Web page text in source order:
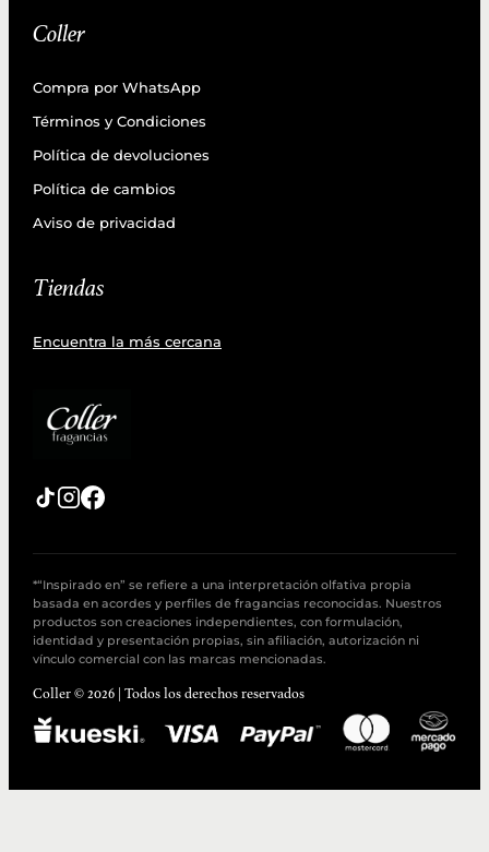
Coller
Compra por WhatsApp
Términos y Condiciones
Política de devoluciones
Política de cambios
Aviso de privacidad
Tiendas
Encuentra la más cercana
*“Inspirado en” se refiere a una interpretación olfativa propia
basada en acordes y perfiles de fragancias reconocidas. Nuestros
productos son creaciones independientes, con formulación,
identidad y presentación propias, sin afiliación, autorización ni
vínculo comercial con las marcas mencionadas.
Coller © 2026 | Todos los derechos reservados